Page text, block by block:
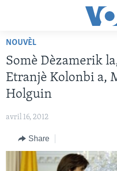
Skip
main
content
Skip
to
main
to
Search
LÈZETAZINI
AMERIK LATIN
VIDEO
FLASHPOINT IKRÈN
Learning English
NOUVÈL
Somè Dèzamerik
Etranjè Kolonbi a,
Holguin
avril 16, 2012
Share